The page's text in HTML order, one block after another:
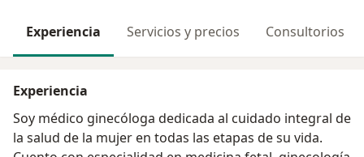
Experiencia Servicios y precios Consultorios
Experiencia
Soy médico ginecóloga dedicada al cuidado integral de
la salud de la mujer en todas las etapas de su vida.